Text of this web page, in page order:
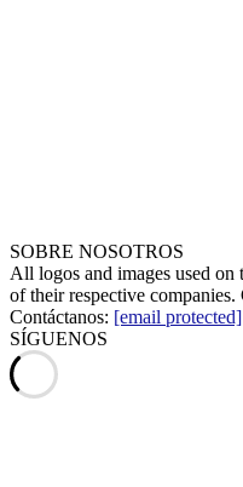
SOBRE NOSOTROS
All logos and images used on
of their respective companies.
Contáctanos: [email protected]
SÍGUENOS